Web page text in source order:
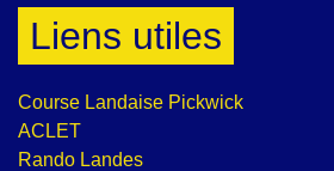
Liens utiles
Course Landaise Pickwick
ACLET
Rando Landes